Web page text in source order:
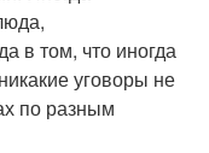
в том, что иногда
уговоры не
по разным